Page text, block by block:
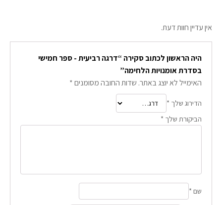
אין עדיין חוות דעת.
היה הראשון לכתוב סקירה “דרגה רביעית - ספר חמישי
בסדרת אומנויות הלחימה”
האימייל לא יוצג באתר. שדות החובה מסומנים*
הדירוג שלך *
הביקורת שלך *
שם *